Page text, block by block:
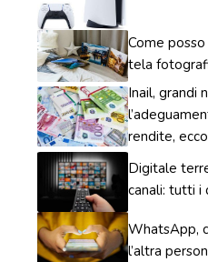
Come
tela
Inail, grandi
rendite,
Digitale
canali: tutti i
WhatsApp,
l’altra